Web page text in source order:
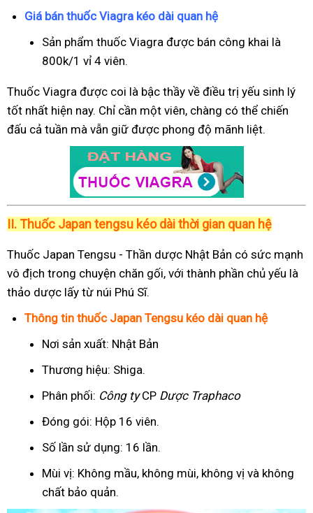
Giá bán thuốc Viagra kéo dài quan hệ
Sản phẩm thuốc Viagra được bán công khai là
800k/1 vỉ 4 viên.
Thuốc Viagra được coi là bậc thầy về điều trị yếu sinh lý
tốt nhất hiện nay. Chỉ cần một viên, chàng có thể chiến
đấu cả tuần mà vẫn giữ được phong độ mãnh liệt.
II. Thuốc Japan tengsu kéo dài thời gian quan hệ
Thuốc Japan Tengsu - Thần dược Nhật Bản có sức mạnh
vô địch trong chuyện chăn gối, với thành phần chủ yếu là
thảo dược lấy từ núi Phú Sĩ.
Thông tin thuốc Japan Tengsu kéo dài quan hệ
Nơi sản xuất: Nhật Bản
Thương hiệu: Shiga.
Phân phối: Công tyCP Dược Traphaco
Đóng gói: Hộp 16 viên.
Số lần sử dụng: 16 lần.
Mùi vị: Không mầu, không mùi, không vị và không
chất bảo quản.